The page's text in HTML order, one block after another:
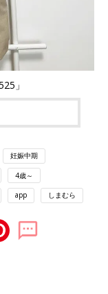
」
妊娠中期
4歳～
app しまむら